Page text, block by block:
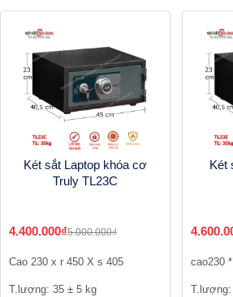
Két sắt Laptop khóa cơ
Truly TL23C
4.400.000₫5.000.000₫
Cao 230 x r 450 X s 405
T.lượng: 35 ± 5 kg
Két
cao230
T.lượng: